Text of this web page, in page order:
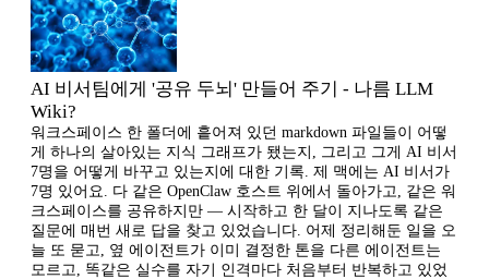
AI 비서팀에게 '공유 두뇌' 만들어 주기 - 나름 LLM
Wiki?
워크스페이스 한 폴더에 흩어져 있던 markdown 파일들이 어떻
게 하나의 살아있는 지식 그래프가 됐는지, 그리고 그게 AI 비서
7명을 어떻게 바꾸고 있는지에 대한 기록. 제 맥에는 AI 비서가
7명 있어요. 다 같은 OpenClaw 호스트 위에서 돌아가고, 같은 워
크스페이스를 공유하지만 — 시작하고 한 달이 지나도록 같은
질문에 매번 새로 답을 찾고 있었습니다. 어제 정리해둔 일을 오
늘 또 묻고, 옆 에이전트가 이미 결정한 톤을 다른 에이전트는
모르고, 똑같은 실수를 자기 인격마다 처음부터 반복하고 있었